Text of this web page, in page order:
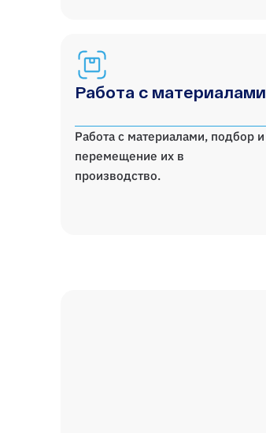
Работа с материалами
Работа с материалами, подбор и
перемещение их в
производство.